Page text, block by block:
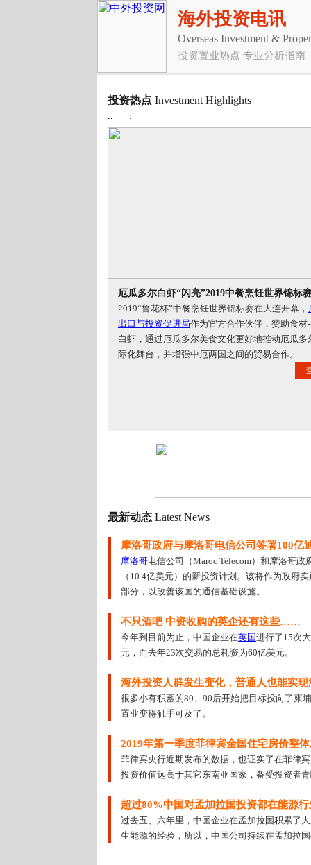
海外投资电讯
Overseas Investment &
投资置业热点 专业分析指南
投资热点 Investment Highlights
厄瓜多尔白虾“闪亮”2019中餐烹饪世界锦标
2019“鲁花杯”中餐烹饪世界锦标赛在大连开幕，
出口与投资促进局作为官方合作伙伴，赞助食材
白虾，通过厄瓜多尔美食文化更好地推动厄瓜多
际化舞台，并增强中厄两国之间的贸易合作。
最新动态 Latest News
摩洛哥政府与摩洛哥电信公司签署100亿
摩洛哥电信公司（Maroc Telecom）和摩洛哥政
（10.4亿美元）的新投资计划。该将作为政府
部分，以改善该国的通信基础设施。
不只酒吧 中资收购的英企还有这些……
今年到目前为止，中国企业在英国进行了15次
元，而去年23次交易的总耗资为60亿美元。
海外投资人群发生变化，普通人也能实
很多小有积蓄的80、90后开始把目标投向了柬
置业变得触手可及了。
2019年第一季度菲律宾全国住宅房价整
菲律宾央行近期发布的数据，也证实了在菲律
投资价值远高于其它东南亚国家，备受投资者
超过80%中国对孟加拉国投资都在能源行
过去五、六年里，中国企业在孟加拉国积累了
生能源的经验，所以，中国公司持续在孟加拉